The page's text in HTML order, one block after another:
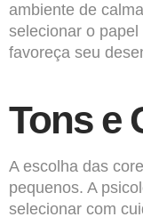
ambiente de
selecionar o
favoreça seu
Tons e
A escolha das
pequenos. A
selecionar com